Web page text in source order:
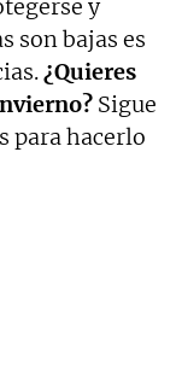
y
son bajas es
¿Quieres
Sigue
para hacerlo